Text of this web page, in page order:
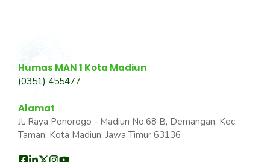
Humas MAN 1 Kota Madiun
(0351) 455477
Alamat
Jl. Raya Ponorogo - Madiun No.68 B, Demangan, Kec.
Taman, Kota Madiun, Jawa Timur 63136